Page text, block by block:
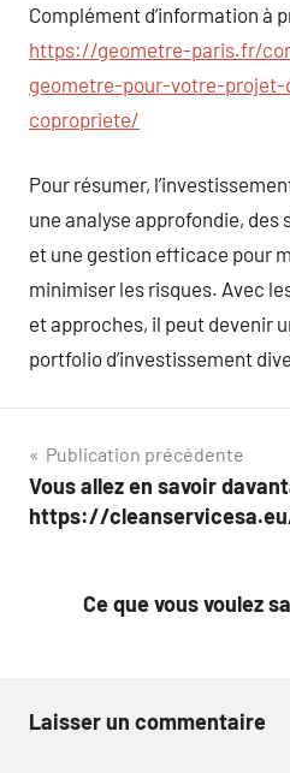
Complément d’information à
https://geometre-paris.fr/
geometre-pour-votre-
copropriete/
Pour résumer,
une analyse approfondie,
et une gestion efficace pour
minimiser les risques. Avec
et approches, il peut devenir
portfolio d’investissement
Navigation
de
Publication précédente
Vous allez en savoir
https://
Ce que vous voulez
Laisser un commentaire